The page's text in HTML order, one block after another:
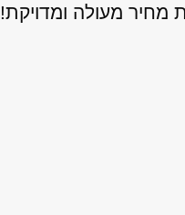
מחיר מעולה ומדויקת!